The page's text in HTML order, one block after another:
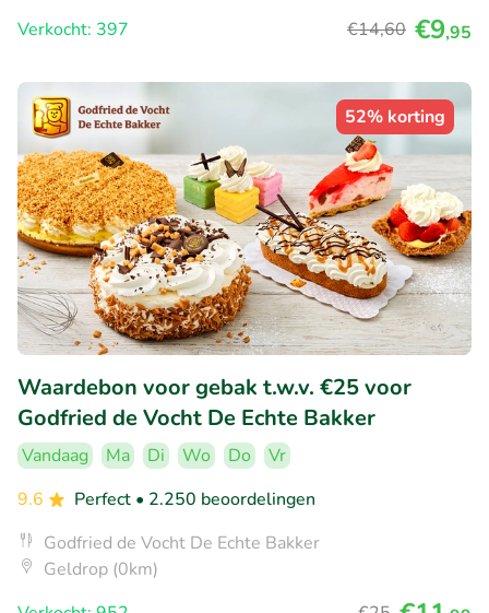
Verkocht: 397
€14,60 €9,95
52% korting
Waardebon voor gebak t.w.v. €25 voor
Godfried de Vocht De Echte Bakker
Vandaag Ma Di Wo Do
Vr
9.6
Perfect • 2.250 beoordelingen
Godfried de Vocht De Echte Bakker
Geldrop (0km)